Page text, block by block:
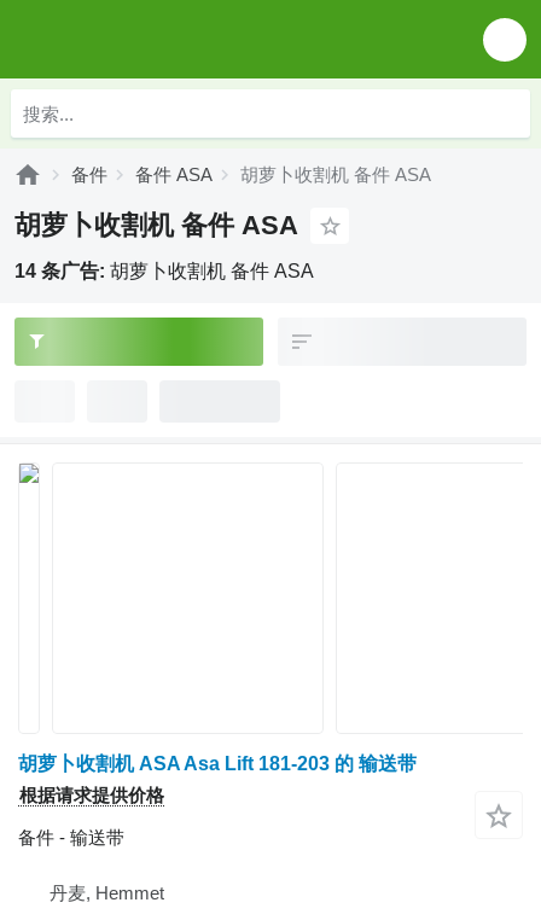
备件 备件 ASA 胡萝卜收割机 备件 ASA
胡萝卜收割机 备件 ASA
14 条广告: 胡萝卜收割机 备件 ASA
胡萝卜收割机 ASA Asa Lift 181-203 的 输送带
根据请求提供价格
备件 - 输送带
丹麦, Hemmet